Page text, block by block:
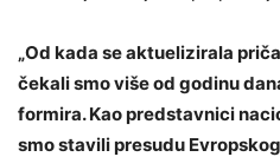
„Od kada se aktuelizirala
čekali smo više od godinu
formira. Kao predstavnici
smo stavili presudu